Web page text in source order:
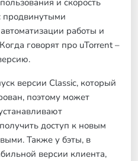
и скорость
продвинутыми
работы и
говорят про uTorrent –
версии Classic, который
поэтому может
доступ к новым
Также у бэты, в
версии клиента,